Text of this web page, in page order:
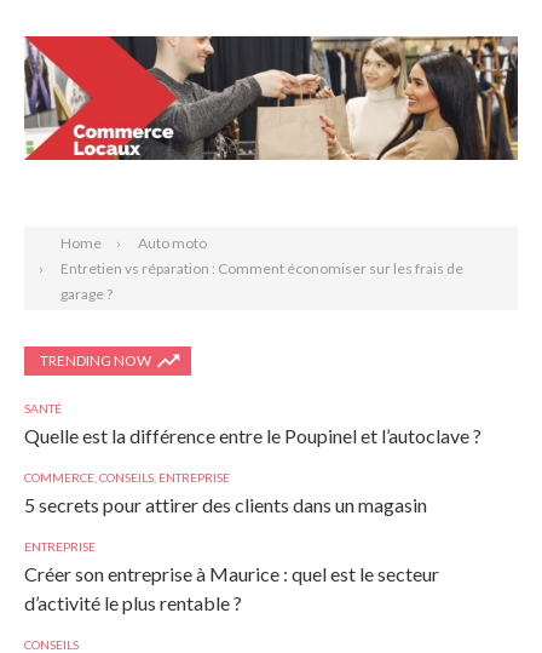
Home
Auto moto
Entretien vs réparation : Comment économiser sur les frais de
garage ?
TRENDING NOW
SANTÉ
Quelle est la différence entre le Poupinel et l’autoclave ?
COMMERCE CONSEILS ENTREPRISE
5 secrets pour attirer des clients dans un magasin
ENTREPRISE
Créer son entreprise à Maurice : quel est le secteur
d’activité le plus rentable ?
CONSEILS